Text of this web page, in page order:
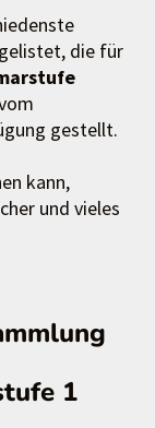
die für
gestellt.
kann,
und vieles
1